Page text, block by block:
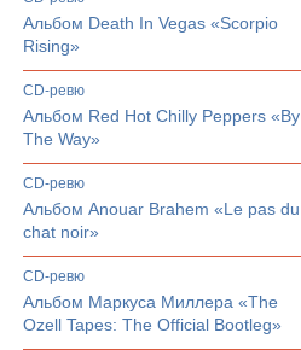
Альбом Death In Vegas «Scorpio
Rising»
CD-ревю
Альбом Red Hot Chilly Peppers «By
The Way»
CD-ревю
Альбом Anouar Brahem «Le pas du
chat noir»
CD-ревю
Альбом Маркуса Миллера «The
Ozell Tapes: The Official Bootleg»